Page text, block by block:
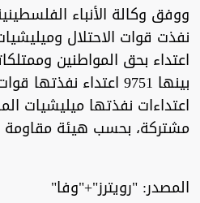
اعتداء بحق المواطنين
مشتركة، بحسب هيئة مقاومة
المصدر: "رويترز"+"وفا"